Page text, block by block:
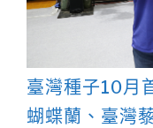
臺灣種子10月
蝴蝶蘭、臺灣